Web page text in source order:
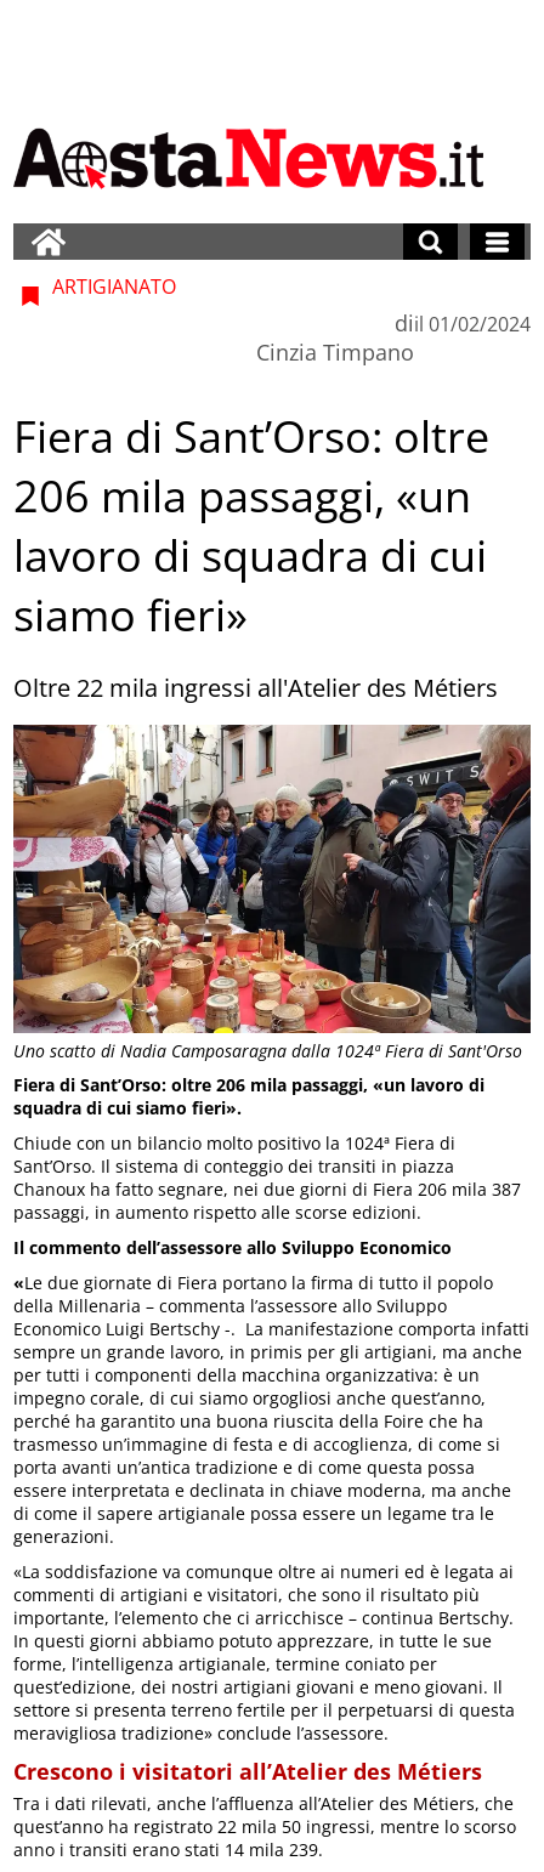
Uno scatto di Nadia Camposaragna dalla 1024ª Fiera di Sant'Orso
ARTIGIANATO
di
Cinzia Timpano
il 01/02/2024
Fiera di Sant’Orso: oltre
206 mila passaggi, «un
lavoro di squadra di cui
siamo fieri»
Oltre 22 mila ingressi all'Atelier des Métiers
Fiera di Sant’Orso: oltre 206 mila passaggi, «un lavoro di
squadra di cui siamo fieri».
Chiude con un bilancio molto positivo la 1024ª Fiera di
Sant’Orso. Il sistema di conteggio dei transiti in piazza
Chanoux ha fatto segnare, nei due giorni di Fiera 206 mila 387
passaggi, in aumento rispetto alle scorse edizioni.
Il commento dell’assessore allo Sviluppo Economico
«Le due giornate di Fiera portano la firma di tutto il popolo
della Millenaria – commenta l’assessore allo Sviluppo
Economico Luigi Bertschy -. La manifestazione comporta infatti
sempre un grande lavoro, in primis per gli artigiani, ma anche
per tutti i componenti della macchina organizzativa: è un
impegno corale, di cui siamo orgogliosi anche quest’anno,
perché ha garantito una buona riuscita della Foire che ha
trasmesso un’immagine di festa e di accoglienza, di come si
porta avanti un’antica tradizione e di come questa possa
essere interpretata e declinata in chiave moderna, ma anche
di come il sapere artigianale possa essere un legame tra le
generazioni.
«La soddisfazione va comunque oltre ai numeri ed è legata ai
commenti di artigiani e visitatori, che sono il risultato più
importante, l’elemento che ci arricchisce – continua Bertschy.
In questi giorni abbiamo potuto apprezzare, in tutte le sue
forme, l’intelligenza artigianale, termine coniato per
quest’edizione, dei nostri artigiani giovani e meno giovani. Il
settore si presenta terreno fertile per il perpetuarsi di questa
meravigliosa tradizione» conclude l’assessore.
Crescono i visitatori all’Atelier des Métiers
Tra i dati rilevati, anche l’affluenza all’Atelier des Métiers, che
quest’anno ha registrato 22 mila 50 ingressi, mentre lo scorso
anno i transiti erano stati 14 mila 239.